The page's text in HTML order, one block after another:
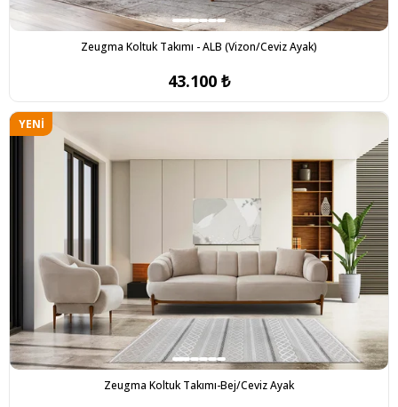
Zeugma Koltuk Takımı - ALB (Vizon/Ceviz Ayak)
43.100 ₺
Zeugma Koltuk Takımı-Bej/Ceviz Ayak
YENI